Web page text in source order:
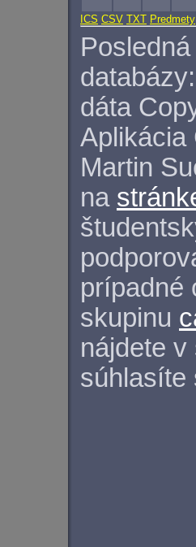
ICS CSV TXT Predmety
databázy:
dáta
Aplikácia
Martin
na
prípadné
skupinu
nájdete